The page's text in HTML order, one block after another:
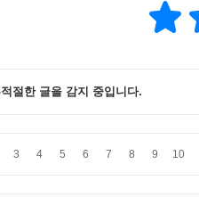
절한 글을 감지 중입니다.
3 4 5 6 7 8 9 10